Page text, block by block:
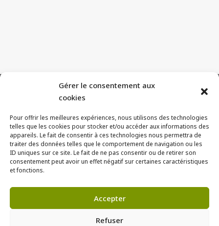
Gérer le consentement aux
cookies
Pour offrir les meilleures expériences, nous utilisons des technologies
telles que les cookies pour stocker et/ou accéder aux informations des
appareils. Le fait de consentir à ces technologies nous permettra de
traiter des données telles que le comportement de navigation ou les
ID uniques sur ce site. Le fait de ne pas consentir ou de retirer son
consentement peut avoir un effet négatif sur certaines caractéristiques
et fonctions.
Accepter
Refuser
Coordonnées FAQ
Mentions légales
Politique de confidentialité
Suivez-nous sur LinkedIn
Politique de cookies